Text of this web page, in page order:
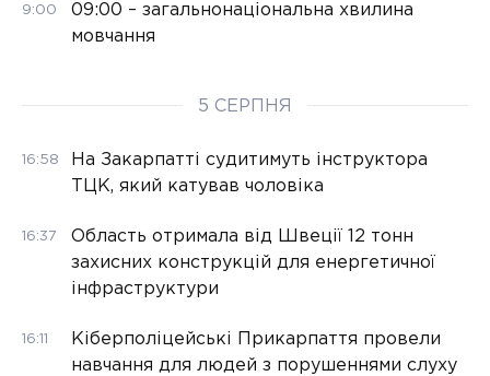
9:00
09:00 – загальнонаціональна хвилина
мовчання
5 СЕРПНЯ
16:58
На Закарпатті судитимуть інструктора
ТЦК, який катував чоловіка
16:37
Область отримала від Швеції 12 тонн
захисних конструкцій для енергетичної
інфраструктури
16:11
Кіберполіцейські Прикарпаття провели
навчання для людей з порушеннями слуху